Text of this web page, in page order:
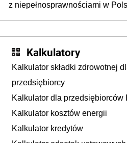
z niepełnosprawnościami w
Kalkulatory
Kalkulator składki zdrowotnej
przedsiębiorcy
Kalkulator dla przedsiębiorców
Kalkulator kosztów energii
Kalkulator kredytów